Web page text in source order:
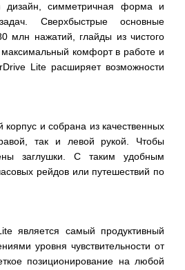
дизайн, симметричная форма и
Сверхбыстрые основные
млн нажатий, глайды из чистого
комфорт в работе и
Lite расширяет возможности
и собрана из качественных
так и левой рукой. Чтобы
заглушки. С таким удобным
рейдов или путешествий по
является самый продуктивный
уровня чувствительности от
позиционирование на любой